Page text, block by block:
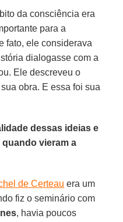
da consciência era
para a
fato, ele considerava
dialogasse com a
Ele descreveu o
obra. E essa foi sua
dessas ideias e
vieram a
de Certeau era um
fiz o seminário com
, havia poucos